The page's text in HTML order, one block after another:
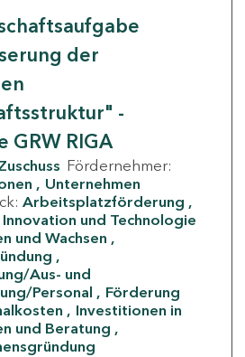
der
-
GRW RIGA
Fördernehmer:
Unternehmen
Arbeitsplatzförderung
Innovation und Technologie
und Wachsen
Aus- und
Personal
Förderung
Investitionen in
und Beratung